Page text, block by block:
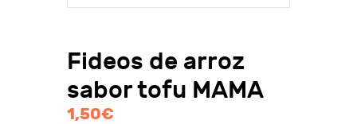
Fideos de arroz
sabor tofu MAMA
1,50€